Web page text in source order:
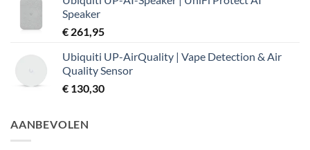
Speaker
€ 261,95
Ubiquiti UP-AirQuality | Vape Detection & Air
Quality Sensor
€ 130,30
AANBEVOLEN